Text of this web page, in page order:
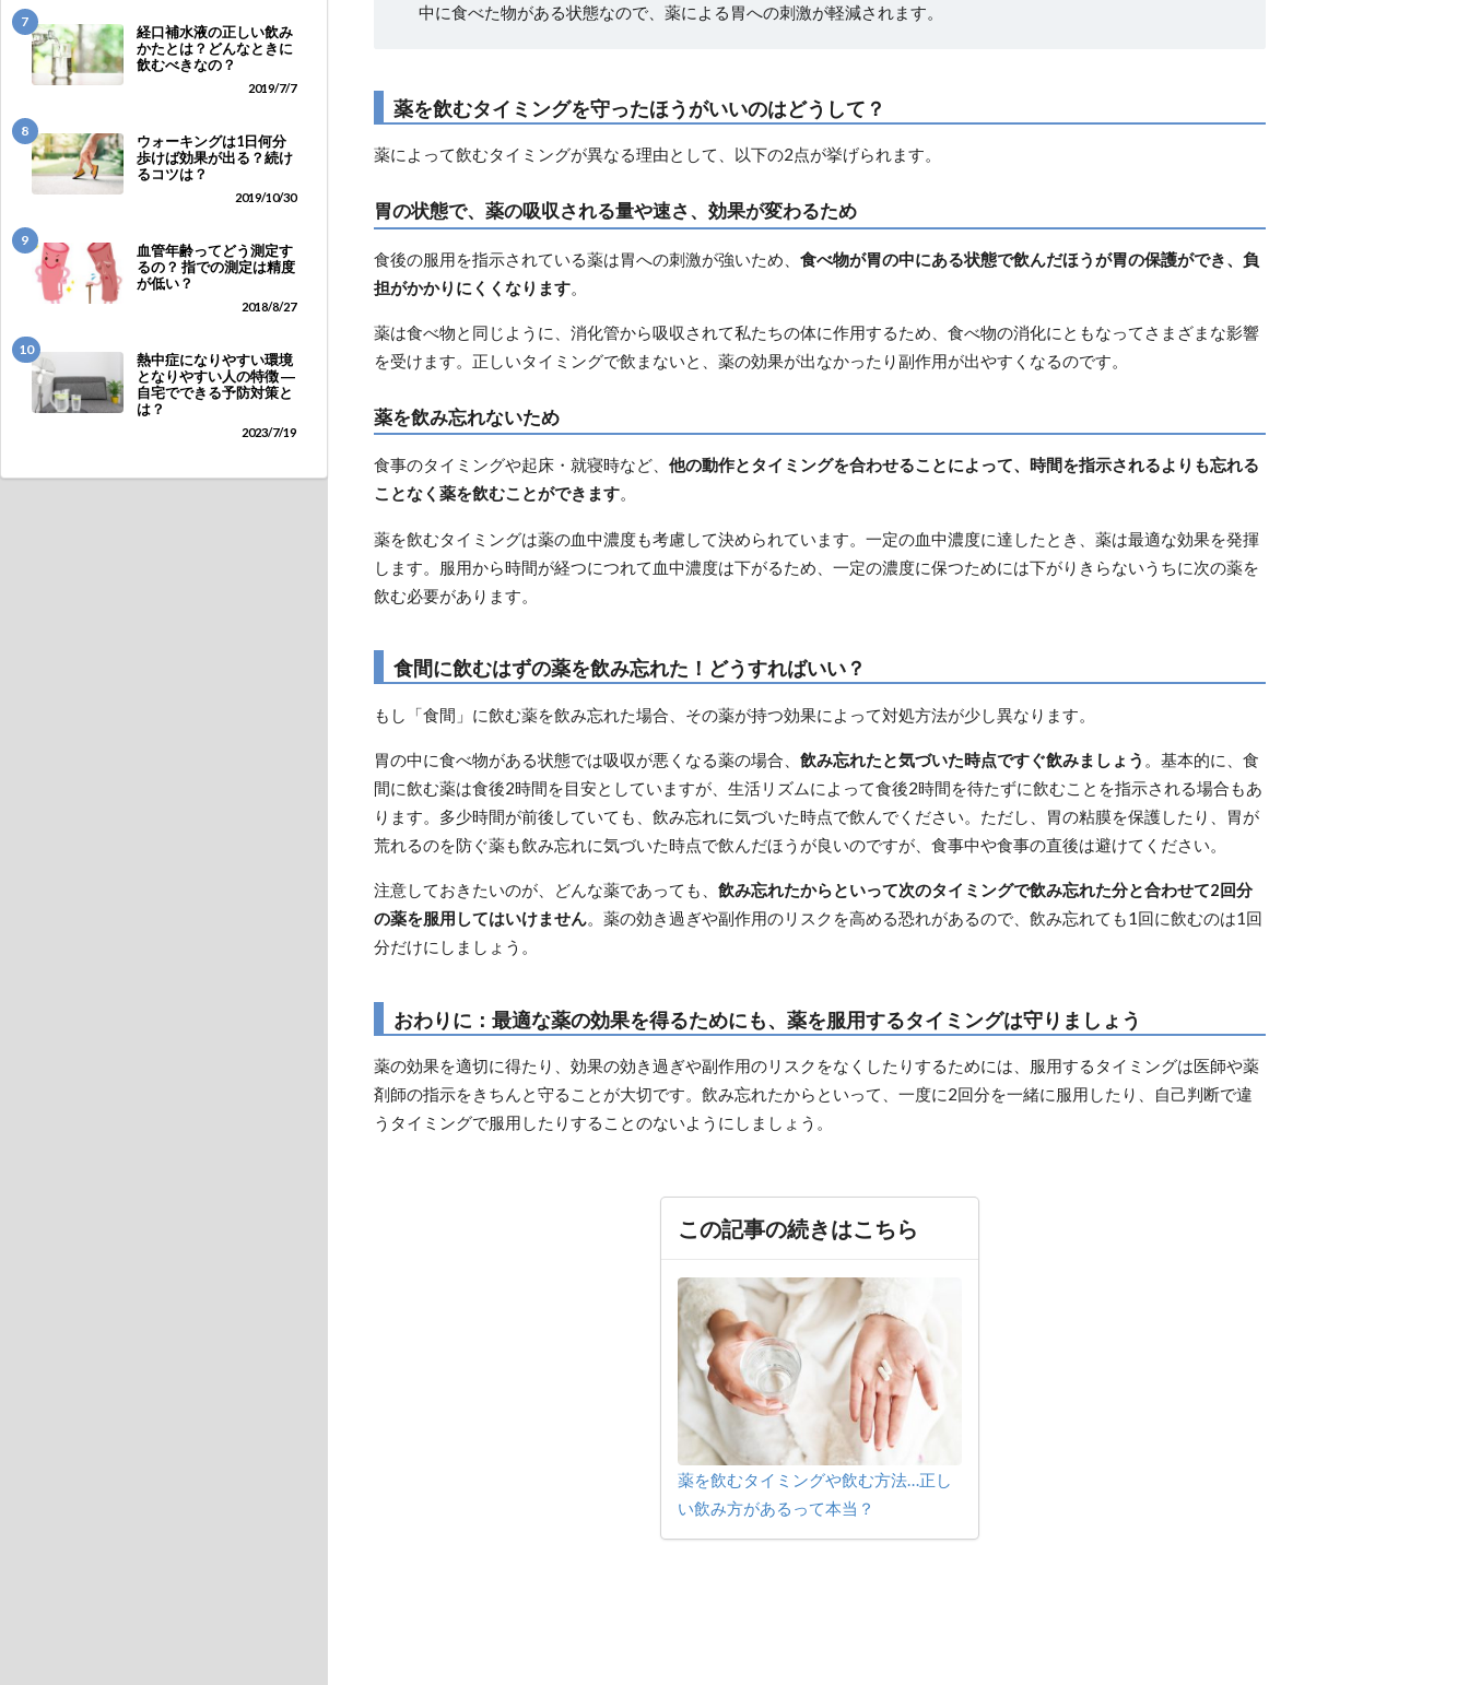
7
経口補水液の正しい飲み
かたとは？どんなときに
飲むべきなの？
2019/7/7
8
ウォーキングは1日何分
歩けば効果が出る？続け
るコツは？
2019/10/30
9
血管年齢ってどう測定す
るの？ 指での測定は精度
が低い？
2018/8/27
10
熱中症になりやすい環境
となりやすい人の特徴 ―
自宅でできる予防対策と
は？
2023/7/19
中に食べた物がある状態なので、薬による胃への刺激が軽減されます。
薬を飲むタイミングを守ったほうがいいのはどうして？
薬によって飲むタイミングが異なる理由として、以下の2点が挙げられます。
胃の状態で、薬の吸収される量や速さ、効果が変わるため
食後の服用を指示されている薬は胃への刺激が強いため、 食べ物が胃の中にある状態で飲んだほうが胃の保護ができ、負
担がかかりにくくなります。
薬は食べ物と同じように、消化管から吸収されて私たちの体に作用するため、食べ物の消化にともなってさまざまな影響
を受けます。正しいタイミングで飲まないと、薬の効果が出なかったり副作用が出やすくなるのです。
薬を飲み忘れないため
食事のタイミングや起床・就寝時など、 他の動作とタイミングを合わせることによって、時間を指示されるよりも忘れる
ことなく薬を飲むことができます。
薬を飲むタイミングは薬の血中濃度も考慮して決められています。一定の血中濃度に達したとき、薬は最適な効果を発揮
します。服用から時間が経つにつれて血中濃度は下がるため、一定の濃度に保つためには下がりきらないうちに次の薬を
飲む必要があります。
食間に飲むはずの薬を飲み忘れた！どうすればいい？
もし「食間」に飲む薬を飲み忘れた場合、その薬が持つ効果によって対処方法が少し異なります。
胃の中に食べ物がある状態では吸収が悪くなる薬の場合、 飲み忘れたと気づいた時点ですぐ飲みましょう 。基本的に、食
間に飲む薬は食後2時間を目安としていますが、生活リズムによって食後2時間を待たずに飲むことを指示される場合もあ
ります。多少時間が前後していても、飲み忘れに気づいた時点で飲んでください。ただし、胃の粘膜を保護したり、胃が
荒れるのを防ぐ薬も飲み忘れに気づいた時点で飲んだほうが良いのですが、食事中や食事の直後は避けてください。
注意しておきたいのが、どんな薬であっても、 飲み忘れたからといって次のタイミングで飲み忘れた分と合わせて2回分
の薬を服用してはいけません。薬の効き過ぎや副作用のリスクを高める恐れがあるので、飲み忘れても1回に飲むのは1回
分だけにしましょう。
おわりに：最適な薬の効果を得るためにも、薬を服用するタイミングは守りましょう
薬の効果を適切に得たり、効果の効き過ぎや副作用のリスクをなくしたりするためには、服用するタイミングは医師や薬
剤師の指示をきちんと守ることが大切です。飲み忘れたからといって、一度に2回分を一緒に服用したり、自己判断で違
うタイミングで服用したりすることのないようにしましょう。
この記事の続きはこちら
薬を飲むタイミングや飲む方法…正し
い飲み方があるって本当？